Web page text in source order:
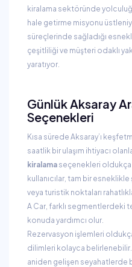
kiralama sektöründe
hale getirme misyonu
süreçlerinde sağladığı
çeşitliliği ve müşteri odaklı
yaratıyor.
Günlük Aksaray
Seçenekleri
Kısa sürede Aksaray’ı
saatlik bir ulaşım ihtiyacı
kiralama seçenekleri oldukça
kullanıcılar, tam bir
veya turistik noktaları
A Car, farklı segmentlerdeki
konuda yardımcı olur.
Rezervasyon işlemleri
dilimleri kolayca belirlenebilir.
aniden gelişen seyahatlerde